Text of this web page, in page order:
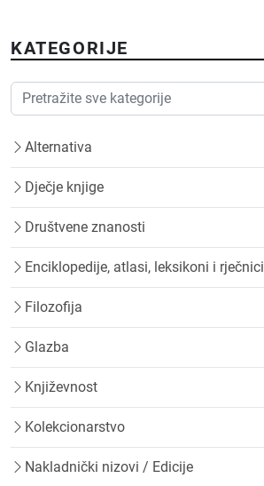
KATEGORIJE
Alternativa
Dječje knjige
Društvene znanosti
Enciklopedije, atlasi, leksikoni i rječnici
Filozofija
Glazba
Književnost
Kolekcionarstvo
Nakladnički nizovi / Edicije